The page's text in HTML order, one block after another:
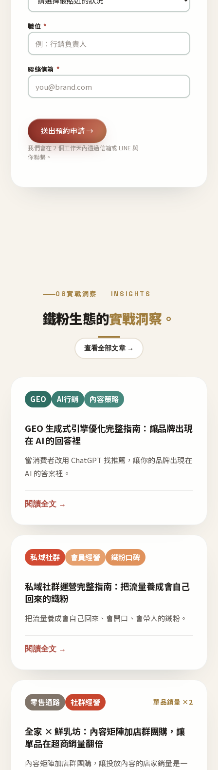
職位 *
聯絡信箱 *
送出預約申請 →
我們會在 2 個工作天內透過信箱或 LINE 與
你聯繫。
08實戰洞察 INSIGHTS
鐵粉生態的實戰洞察。
查看全部文章 →
GEO AI行銷 內容策略
GEO 生成式引擎優化完整指南：讓品牌出現
在 AI 的回答裡
當消費者改用 ChatGPT 找推薦，讓你的品牌出現在
AI 的答案裡。
閱讀全文 →
私域社群 會員經營 鐵粉口碑
私域社群運營完整指南：把流量養成會自己
回來的鐵粉
把流量養成會自己回來、會開口、會帶人的鐵粉。
閱讀全文 →
零售通路 社群經營 單品銷量 ×2
全家 × 鮮乳坊：內容矩陣加店群團購，讓
單品在超商銷量翻倍
內容矩陣加店群團購，讓投放內容的店家銷量是一